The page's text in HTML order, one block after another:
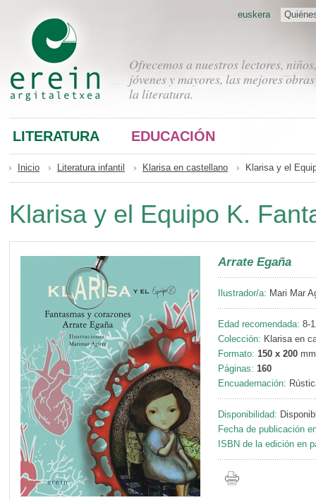
Ofrecemos a nuestros lectores, niños,
jóvenes y mayores, las mejores
la literatura.
euskera
LITERATURA EDUCACIÓN
Inicio Literatura infantil Klarisa en castellano Klarisa y el
Klarisa y el Equipo K.
Arrate Egaña
Ilustrador/a: Mari Mar
Edad recomendada: 8-
Colección: Klarisa en
Formato: 150 x 200 mm
Páginas: 160
Encuadernación:
Disponibilidad:
Fecha de publicación
ISBN de la edición en